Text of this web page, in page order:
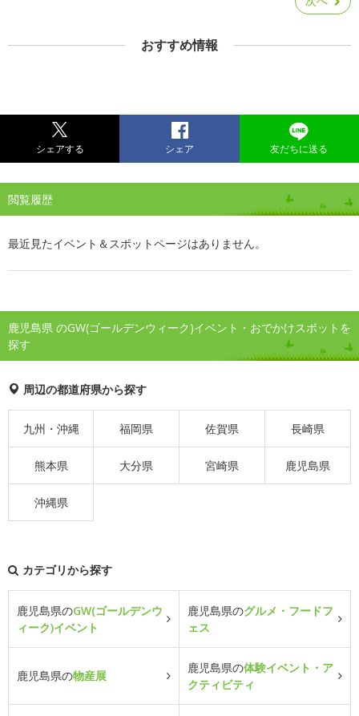
おすすめ情報
シェアする シェア 友だちに送る
閲覧履歴
最近見たイベント＆スポットページはありません。
鹿児島県 のGW(ゴールデンウィーク)イベント・おでかけスポットを
探す
周辺の都道府県から探す
九州・沖縄 福岡県 佐賀県 長崎県
熊本県 大分県 宮崎県 鹿児島県
沖縄県
カテゴリから探す
鹿児島県のGW(ゴールデンウ
ィーク)イベント
鹿児島県のグルメ・フードフ
ェス
鹿児島県の物産展
鹿児島県の体験イベント・ア
クティビティ